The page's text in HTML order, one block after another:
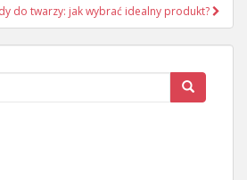
do twarzy: jak wybrać idealny produkt?